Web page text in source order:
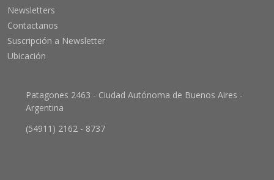
Newsletters
Contactanos
Suscripción a Newsletter
Ubicación
Patagones 2463 - Ciudad Autónoma de Buenos Aires -
Argentina
(54911) 2162 - 8737